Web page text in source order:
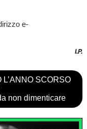
e-
I.P.
SCORSO
non dimenticare